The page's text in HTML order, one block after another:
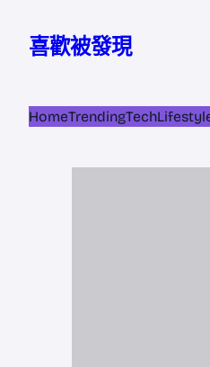
喜歡被發現
HomeTrendingTech